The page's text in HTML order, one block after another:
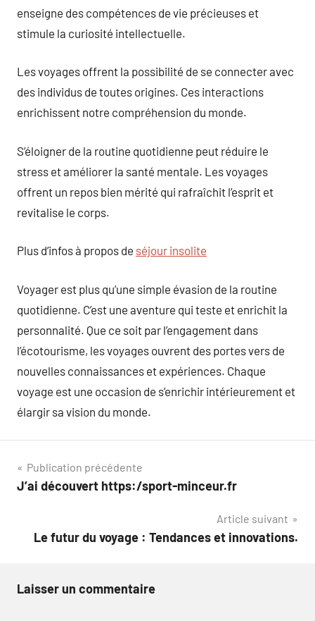
enseigne des compétences de vie précieuses et
stimule la curiosité intellectuelle.
Les voyages offrent la possibilité de se connecter avec
des individus de toutes origines. Ces interactions
enrichissent notre compréhension du monde.
S’éloigner de la routine quotidienne peut réduire le
stress et améliorer la santé mentale. Les voyages
offrent un repos bien mérité qui rafraîchit l’esprit et
revitalise le corps.
Plus d’infos à propos de séjour insolite
Voyager est plus qu’une simple évasion de la routine
quotidienne. C’est une aventure qui teste et enrichit la
personnalité. Que ce soit par l’engagement dans
l’écotourisme, les voyages ouvrent des portes vers de
nouvelles connaissances et expériences. Chaque
voyage est une occasion de s’enrichir intérieurement et
élargir sa vision du monde.
Navigation
de
Publication précédente
J’ai découvert https:/sport-minceur.fr
Article suivant
Le futur du voyage : Tendances et innovations.
Laisser un commentaire